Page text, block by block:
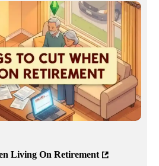
Living On Retirement